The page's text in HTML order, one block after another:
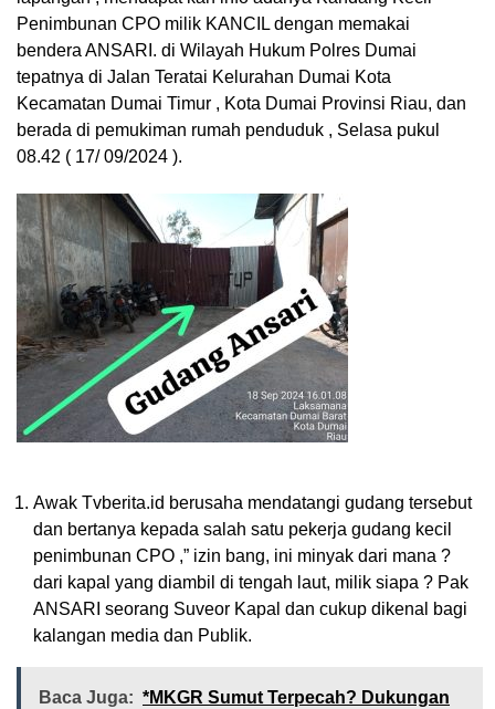
Penimbunan CPO milik KANCIL dengan memakai
bendera ANSARI. di Wilayah Hukum Polres Dumai
tepatnya di Jalan Teratai Kelurahan Dumai Kota
Kecamatan Dumai Timur , Kota Dumai Provinsi Riau, dan
berada di pemukiman rumah penduduk , Selasa pukul
08.42 ( 17/ 09/2024 ).
Awak Tvberita.id berusaha mendatangi gudang tersebut
dan bertanya kepada salah satu pekerja gudang kecil
penimbunan CPO ,” izin bang, ini minyak dari mana ?
dari kapal yang diambil di tengah laut, milik siapa ? Pak
ANSARI seorang Suveor Kapal dan cukup dikenal bagi
kalangan media dan Publik.
Baca Juga: *MKGR Sumut Terpecah? Dukungan